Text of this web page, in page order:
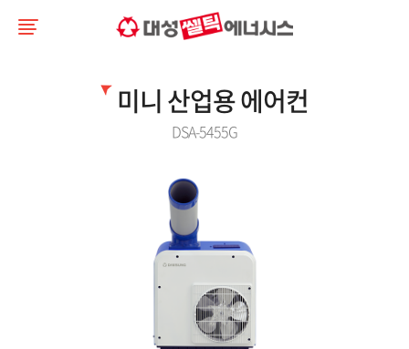
미니 산업용 에어컨
DSA-5455G